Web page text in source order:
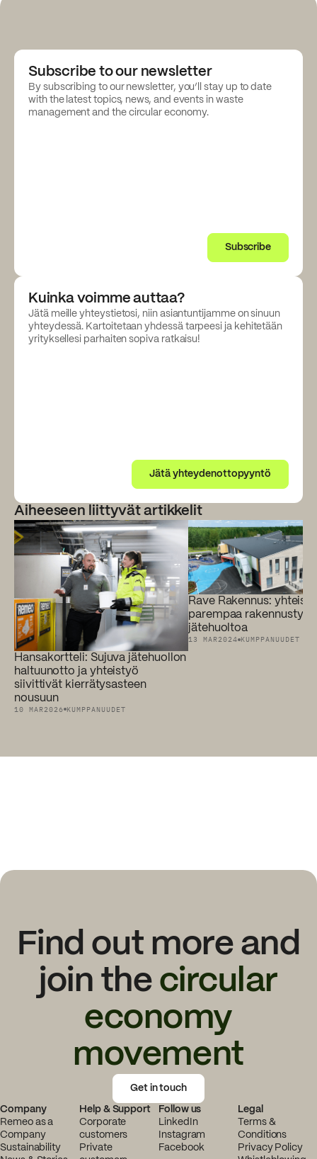
Subscribe to our newsletter
By subscribing to our newsletter, you’ll stay up to date
with the latest topics, news, and events in waste
management and the circular economy.
Subscribe
Kuinka voimme auttaa?
Jätä meille yhteystietosi, niin asiantuntijamme on sinuun
yhteydessä. Kartoitetaan yhdessä tarpeesi ja kehitetään
yrityksellesi parhaiten sopiva ratkaisu!
Jätä yhteydenottopyyntö
Aiheeseen liittyvät artikkelit
Hansakortteli: Sujuva jätehuollon
haltuunotto ja yhteistyö
siivittivät kierrätysasteen
nousuun
10 MAR2026 KUMPPANUUDET
Rave Rakennus:
parempaa
jätehuoltoa
13 MAR2024 KUMPPANUUDET
Find out more and
join the circular
economy
movement
Get in touch
Company
Remeo as a
Company
Sustainability
Help & Support
Corporate
customers
Private
Follow us
LinkedIn
Instagram
Facebook
Legal
Terms &
Conditions
Privacy Policy